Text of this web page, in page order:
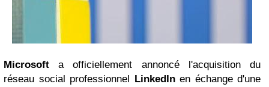
Microsoft a officiellement annoncé l'acquisition du
réseau social professionnel LinkedInen échange d'une